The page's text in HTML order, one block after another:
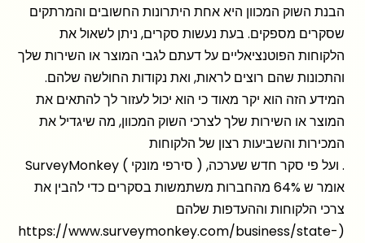
הבנת השוק המכוון היא אחת היתרונות החשובים והמרתקים
שסקרים מספקים. בעת נעשות סקרים, ניתן לשאול את
הלקוחות הפוטנציאליים על דעתם לגבי המוצר או השירות שלך
והתכונות שהם רוצים לראות, ואת נקודות החולשה שלהם.
המידע הזה הוא יקר מאוד כי הוא יכול לעזור לך להתאים את
המוצר או השירות שלך לצרכי השוק המכוון, מה שיגדיל את
המכירות והשביעות רצון של הלקוחות
. ועל פי סקר חדש שערכה, ( סירפי מונקי ) SurveyMonkey
אומר ש 64% מהחברות משתמשות בסקרים כדי להבין את
צרכי הלקוחות וההעדפות שלהם
(
https://www.surveymonkey.com/business/state-